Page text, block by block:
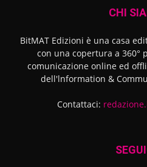
CHI
BitMAT Edizioni è una casa
con una copertura a 360°
comunicazione online ed
dell'lnformation &
Contattaci: